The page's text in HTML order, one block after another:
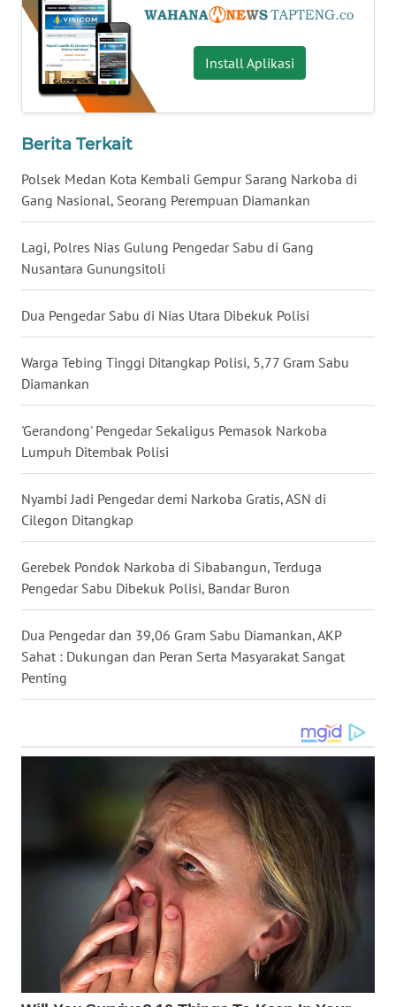
Install Aplikasi
Berita Terkait
Polsek Medan Kota Kembali Gempur Sarang Narkoba di
Gang Nasional, Seorang Perempuan Diamankan
Lagi, Polres Nias Gulung Pengedar Sabu di Gang
Nusantara Gunungsitoli
Dua Pengedar Sabu di Nias Utara Dibekuk Polisi
Warga Tebing Tinggi Ditangkap Polisi, 5,77 Gram Sabu
Diamankan
'Gerandong' Pengedar Sekaligus Pemasok Narkoba
Lumpuh Ditembak Polisi
Nyambi Jadi Pengedar demi Narkoba Gratis, ASN di
Cilegon Ditangkap
Gerebek Pondok Narkoba di Sibabangun, Terduga
Pengedar Sabu Dibekuk Polisi, Bandar Buron
Dua Pengedar dan 39,06 Gram Sabu Diamankan, AKP
Sahat : Dukungan dan Peran Serta Masyarakat Sangat
Penting
WN
MALUKU
WN
DAIRI
DANAU
TOBA
WN
NIAS
WN
WN
WN
LESUNG
WN
KARO
WN
SIMALUNGUN
WN
WN
TEBING